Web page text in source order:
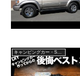
キャンピングカー・SUV人気車種